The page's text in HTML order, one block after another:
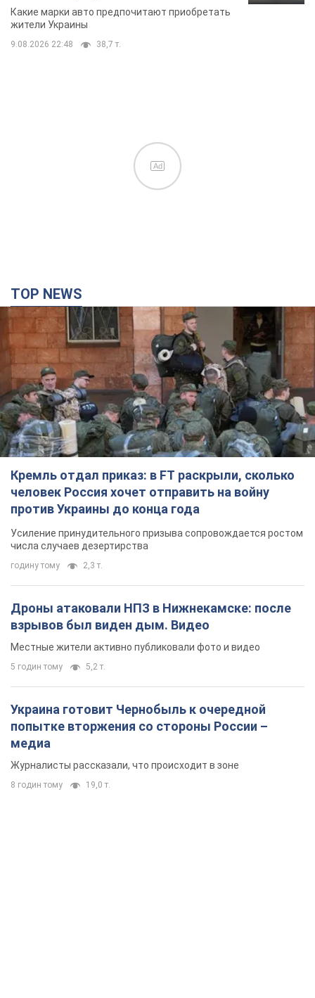
Какие марки авто предпочитают приобретать
жители Украины
9.08.2026 22:48 38,7 т.
Ad
TOP NEWS
Кремль отдал приказ: в FT раскрыли, сколько
человек Россия хочет отправить на войну
против Украины до конца года
Усиление принудительного призыва сопровождается ростом
числа случаев дезертирства
годину тому 2,3 т.
Дроны атаковали НПЗ в Нижнекамске: после
взрывов был виден дым. Видео
Местные жители активно публиковали фото и видео
5 годин тому 5,2 т.
Украина готовит Чернобыль к очередной
попытке вторжения со стороны России –
медиа
Журналисты рассказали, что происходит в зоне
8 годин тому 19,0 т.